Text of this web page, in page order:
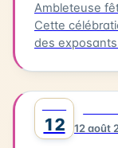
Ambleteuse
Cette
des
publics. Vous
à base de
restaurateurs locaux.
12 12 août